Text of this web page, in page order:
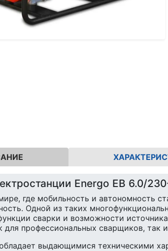
Energo EB 6.0/
где мобильность и автономность
Одной из таких
сварки и возможности
профессиональных сварщиков, так
выдающимися техническими